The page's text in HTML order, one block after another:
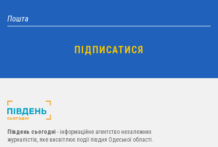
Південь сьогодні - інформаційне агентство незалежних
журналістів, яке висвітлює події півдня Одеської області.